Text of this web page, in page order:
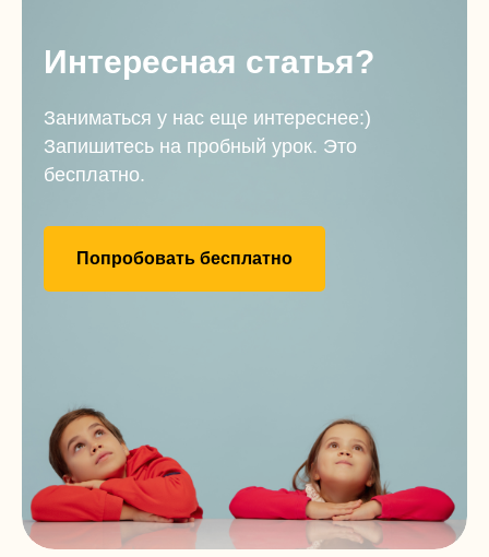
Интересная статья?
Заниматься у нас еще интереснее:)
Запишитесь на пробный урок. Это
бесплатно.
Попробовать бесплатно